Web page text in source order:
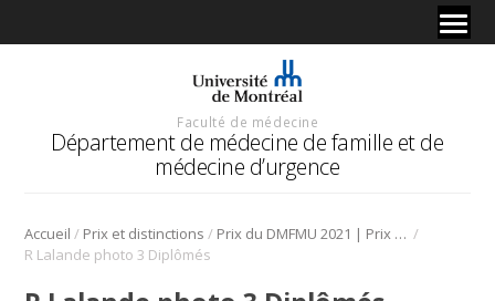
Faculté de médecine
Département de médecine de famille et de
médecine d’urgence
Accueil / Prix et distinctions / Prix du DMFMU 2021 | Prix Claude Beaudoin remis à Dre Marie-Pierre Codsi /
R Lalande photo 3 Diplômés